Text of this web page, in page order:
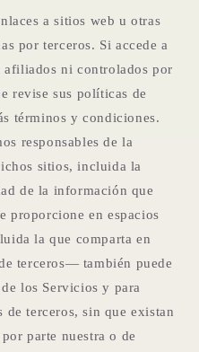
a sitios web u otras
por terceros. Si accede a
afiliados ni controlados por
revise sus políticas de
términos y condiciones.
responsables de la
sitios, incluida la
de la información que
proporcione en espacios
la que comparta en
terceros— también puede
los Servicios y para
de terceros, sin que existan
parte nuestra o de